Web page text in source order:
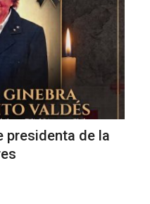
presidenta de la